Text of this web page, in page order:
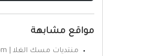
مواقع مشابهة
منتديات مسك الغلا | al2la.com